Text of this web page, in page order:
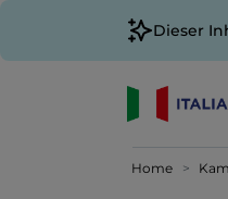
Dieser
Home